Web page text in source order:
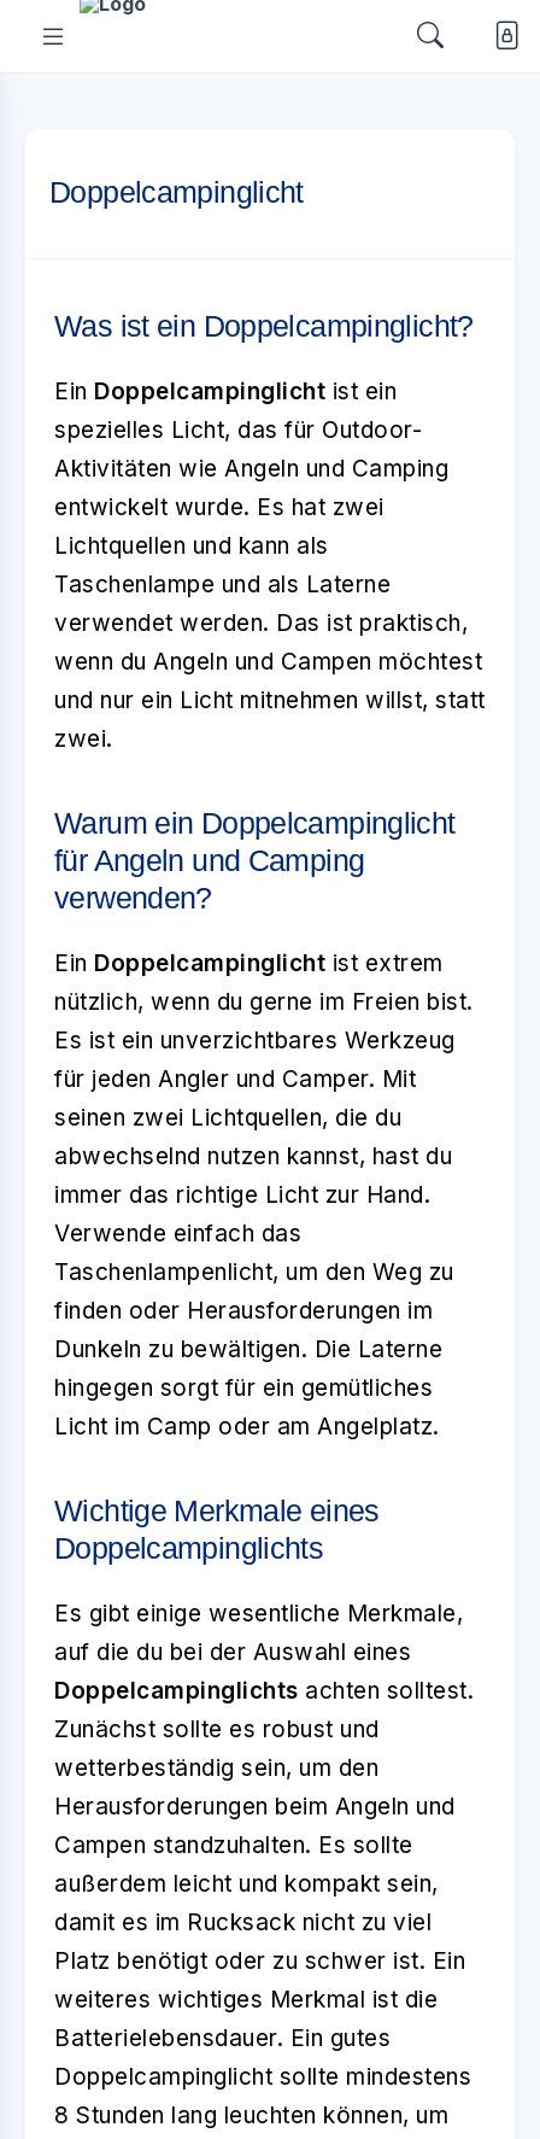
Doppelcampinglicht
Was ist ein Doppelcampinglicht?
Ein Doppelcampinglicht ist ein
spezielles Licht, das für Outdoor-
Aktivitäten wie Angeln und Camping
entwickelt wurde. Es hat zwei
Lichtquellen und kann als
Taschenlampe und als Laterne
verwendet werden. Das ist praktisch,
wenn du Angeln und Campen möchtest
und nur ein Licht mitnehmen willst, statt
zwei.
Warum ein Doppelcampinglicht
für Angeln und Camping
verwenden?
Ein Doppelcampinglicht ist extrem
nützlich, wenn du gerne im Freien bist.
Es ist ein unverzichtbares Werkzeug
für jeden Angler und Camper. Mit
seinen zwei Lichtquellen, die du
abwechselnd nutzen kannst, hast du
immer das richtige Licht zur Hand.
Verwende einfach das
Taschenlampenlicht, um den Weg zu
finden oder Herausforderungen im
Dunkeln zu bewältigen. Die Laterne
hingegen sorgt für ein gemütliches
Licht im Camp oder am Angelplatz.
Wichtige Merkmale eines
Doppelcampinglichts
Es gibt einige wesentliche Merkmale,
auf die du bei der Auswahl eines
Doppelcampinglichts achten solltest.
Zunächst sollte es robust und
wetterbeständig sein, um den
Herausforderungen beim Angeln und
Campen standzuhalten. Es sollte
außerdem leicht und kompakt sein,
damit es im Rucksack nicht zu viel
Platz benötigt oder zu schwer ist. Ein
weiteres wichtiges Merkmal ist die
Batterielebensdauer. Ein gutes
Doppelcampinglicht sollte mindestens
8 Stunden lang leuchten können, um